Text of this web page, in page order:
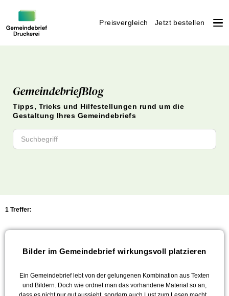
Preisvergleich Jetzt bestellen
GemeindebriefBlog
Tipps, Tricks und Hilfestellungen rund um die
Gestaltung Ihres Gemeindebriefs
1 Treffer:
Bilder im Gemeindebrief wirkungsvoll platzieren
Ein Gemeindebrief lebt von der gelungenen Kombination aus Texten
und Bildern. Doch wie ordnet man das vorhandene Material so an,